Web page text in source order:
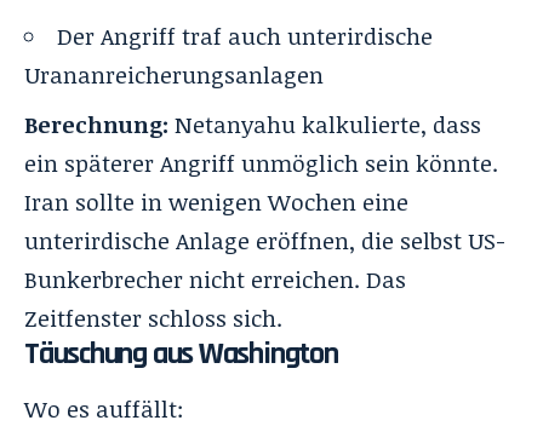
Der Angriff traf auch unterirdische
Urananreicherungsanlagen
Berechnung: Netanyahu kalkulierte, dass
ein späterer Angriff unmöglich sein könnte.
Iran sollte in wenigen Wochen eine
unterirdische Anlage eröffnen, die selbst US-
Bunkerbrecher nicht erreichen. Das
Zeitfenster schloss sich.
Täuschung aus Washington
Wo es auffällt: